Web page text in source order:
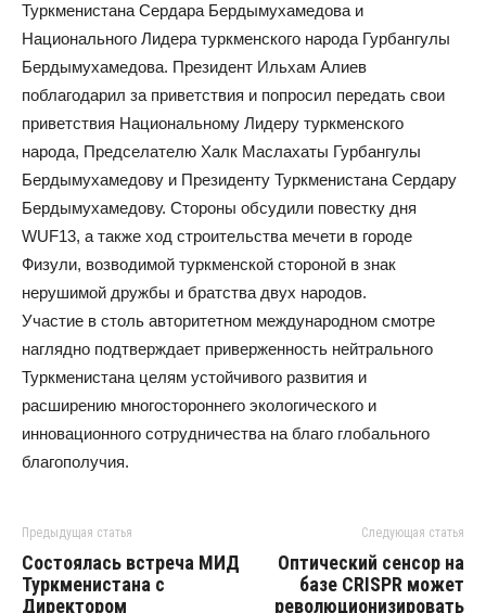
Туркменистана Сердара Бердымухамедова и
Национального Лидера туркменского народа Гурбангулы
Бердымухамедова. Президент Ильхам Алиев
поблагодарил за приветствия и попросил передать свои
приветствия Национальному Лидеру туркменского
народа, Предселателю Халк Маслахаты Гурбангулы
Бердымухамедову и Президенту Туркменистана Сердару
Бердымухамедову. Стороны обсудили повестку дня
WUF13, а также ход строительства мечети в городе
Физули, возводимой туркменской стороной в знак
нерушимой дружбы и братства двух народов.
Участие в столь авторитетном международном смотре
наглядно подтверждает приверженность нейтрального
Туркменистана целям устойчивого развития и
расширению многостороннего экологического и
инновационного сотрудничества на благо глобального
благополучия.
Предыдущая статья
Состоялась встреча МИД
Туркменистана с
Директором
Следующая статья
Оптический сенсор на
базе CRISPR может
революционизировать